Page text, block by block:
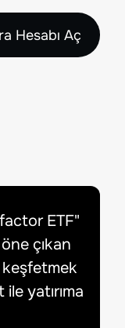
Hesabı Aç
ETF"
çıkan
yatırıma